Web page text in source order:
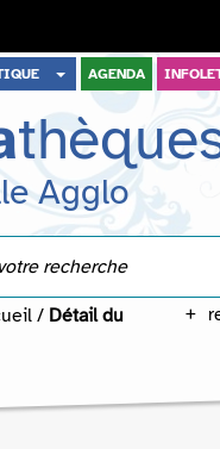
AGENDA
Agglo
/ Détail du